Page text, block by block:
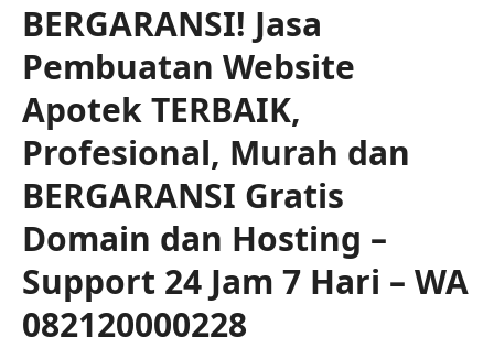
BERGARANSI! Jasa
Pembuatan Website
Apotek TERBAIK,
Profesional, Murah dan
BERGARANSI Gratis
Domain dan Hosting –
Support 24 Jam 7 Hari – WA
082120000228